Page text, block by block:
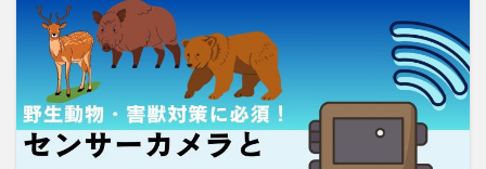
レーザー測量
リモートワーク
業務効率化
法人向け
衛星通信
電気設備管理
量子コンピュータ
遠隔監視
遠隔操作 道路管理
運送業
農業
車両管理 訪問介護
衛星測位